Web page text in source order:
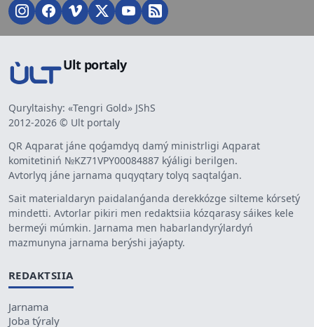
Ult portaly
Quryltaishy: «Tengri Gold» JShS
2012-2026 © Ult portaly
QR Aqparat jáne qoǵamdyq damý ministrligi Aqparat
komitetiniń №KZ71VPY00084887 kýáligi berilgen.
Avtorlyq jáne jarnama quqyqtary tolyq saqtalǵan.
Sait materialdaryn paidalanǵanda derekkózge silteme kórsetý
mindetti. Avtorlar pikiri men redaktsiia kózqarasy sáikes kele
bermeýi múmkin. Jarnama men habarlandyrýlardyń
mazmunyna jarnama berýshi jaýapty.
REDAKTSIIA
Jarnama
Joba týraly